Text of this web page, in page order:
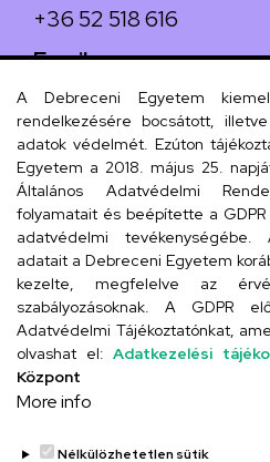
+36 52 518 616
Email
iskola@kossuth-
Cím
4024 Debrecen,
Szervezeti
UD telefonkönyv
A Debreceni Egyetem
rendelkezésére bocsátott,
adatok védelmét. Ezúton
Egyetem a 2018. május 25.
Általános Adatvédelmi
folyamatait és beépítette a
adatvédelmi
adatait a Debreceni Egyetem
kezelte, megfelelve az
szabályozásoknak. A GDPR
Adatvédelmi Tájékoztatónkat,
olvashat el: Adatkezelési
Központ
More info
Nélkülözhetetlen sütik